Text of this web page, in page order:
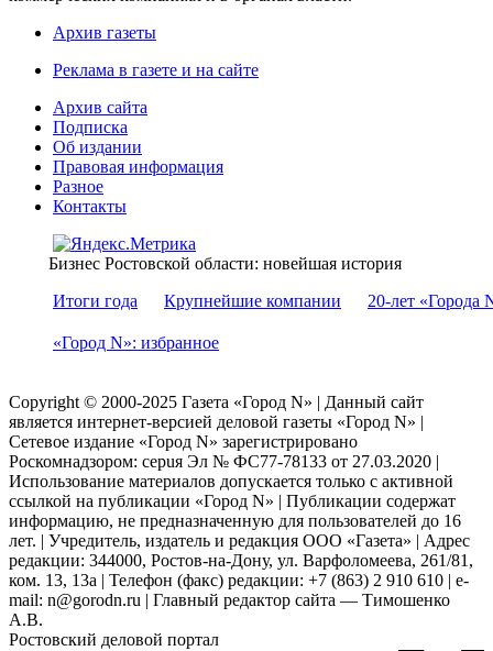
Архив газеты
Реклама в газете и на сайте
Архив сайта
Подписка
Об издании
Правовая информация
Разное
Контакты
Бизнес Ростовской области: новейшая история
Итоги года
Крупнейшие компании 20-лет «Города
«Город N»: избранное
Copyright © 2000-2025 Газета «Город N» | Данный сайт
является интернет-версией деловой газеты «Город N» |
Сетевое издание «Город N» зарегистрировано
Роскомнадзором: серuя Эл № ФС77-78133 от 27.03.2020 |
Использование материалов допускается только с активной
ссылкой на публикации «Город N» | Публикации содержат
информацию, не предназначенную для пользователей до 16
лет. | Учредитель, издатель и редакция ООО «Газета» | Адрес
редакции: 344000, Ростов-на-Дону, ул. Варфоломеева, 261/81,
ком. 13, 13а | Телефон (факс) редакции: +7 (863) 2 910 610 | e-
mail: n@gorodn.ru | Главный редактор сайта — Тимошенко
А.В.
Ростовский деловой портал